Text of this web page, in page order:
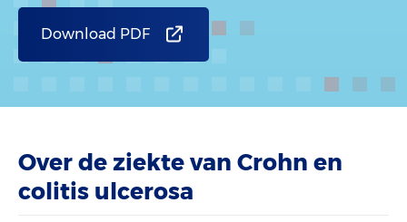
Download PDF
Over de ziekte van Crohn en
colitis ulcerosa